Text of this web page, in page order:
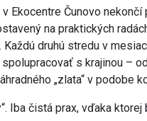
Ekocentre Čunovo
na praktických
druhú stredu v
s krajinou –
„zlata“ v podobe
Iba čistá prax, vďaka